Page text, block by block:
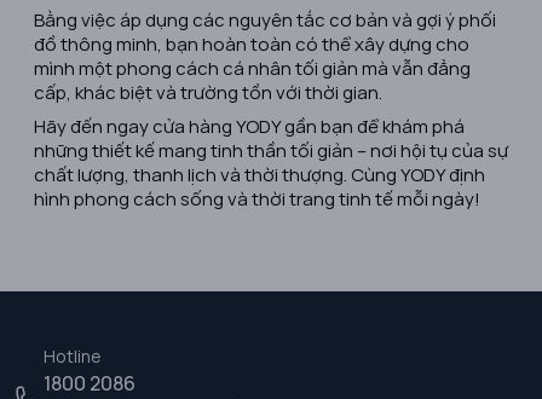
Bằng việc áp dụng các nguyên tắc cơ bản và gợi ý phối
đồ thông minh, bạn hoàn toàn có thể xây dựng cho
mình một phong cách cá nhân tối giản mà vẫn đẳng
cấp, khác biệt và trường tồn với thời gian.
Hãy đến ngay cửa hàng YODY gần bạn để khám phá
những thiết kế mang tinh thần tối giản – nơi hội tụ của sự
chất lượng, thanh lịch và thời thượng. Cùng YODY định
hình phong cách sống và thời trang tinh tế mỗi ngày!
Hotline
1800 2086